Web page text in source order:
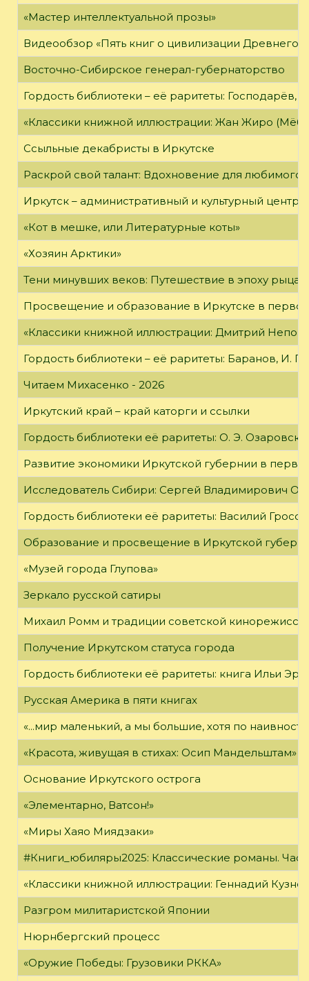
«Мастер интеллектуальной прозы»
Видеообзор «Пять книг о цивилизации Древнего
Восточно-Сибирское генерал-губернаторство
Гордость библиотеки – её раритеты:
«Классики книжной иллюстрации: Жан Жиро
Ссыльные декабристы в Иркутске
Раскрой свой талант: Вдохновение для любимого
Иркутск – административный и культурный центр
«Кот в мешке, или Литературные коты»
«Хозяин Арктики»
Тени минувших веков: Путешествие в эпоху
Просвещение и образование в Иркутске в
«Классики книжной иллюстрации: Дмитрий
Гордость библиотеки – её раритеты: Баранов, И.
Читаем Михасенко - 2026
Иркутский край – край каторги и ссылки
Гордость библиотеки её раритеты: О. Э.
Развитие экономики Иркутской губернии в
Исследователь Сибири: Сергей Владимирович
Гордость библиотеки её раритеты: Василий
Образование и просвещение в Иркутской
«Музей города Глупова»
Зеркало русской сатиры
Михаил Ромм и традиции советской
Получение Иркутском статуса города
Гордость библиотеки её раритеты: книга Ильи
Русская Америка в пяти книгах
«...мир маленький, а мы большие, хотя по
«Красота, живущая в стихах: Осип Мандельштам»
Основание Иркутского острога
«Элементарно, Ватсон!»
«Миры Хаяо Миядзаки»
#Книги_юбиляры2025: Классические романы.
«Классики книжной иллюстрации: Геннадий
Разгром милитаристской Японии
Нюрнбергский процесс
«Оружие Победы: Грузовики РККА»